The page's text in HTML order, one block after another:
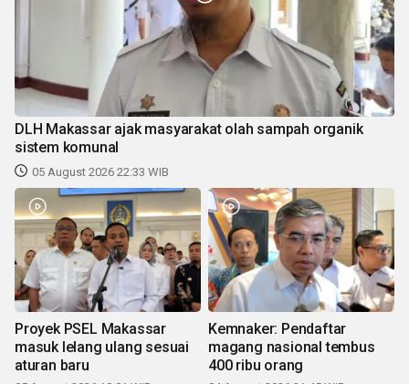
DLH Makassar ajak masyarakat olah sampah organik
sistem komunal
05 August 2026 22:33 WIB
Proyek PSEL Makassar
masuk lelang ulang sesuai
aturan baru
Kemnaker: Pendaftar
magang nasional tembus
400 ribu orang